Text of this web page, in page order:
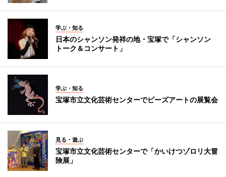
学ぶ・知る
日本のシャンソン発祥の地・宝塚で「シャンソン
トーク＆コンサート」
学ぶ・知る
宝塚市立文化芸術センターでビーズアートの展覧会
見る・遊ぶ
宝塚市立文化芸術センターで「かいけつゾロリ大冒
険展」